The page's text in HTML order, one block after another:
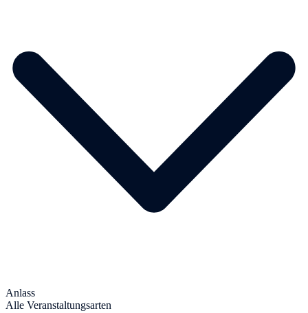
Anlass
Alle Veranstaltungsarten